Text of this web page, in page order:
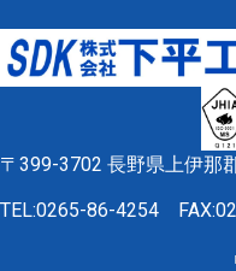
〒399-3702 長野県上伊那
TEL:0265-86-4254